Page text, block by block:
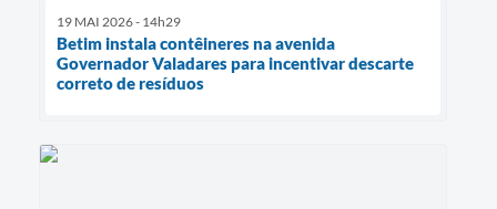
19 MAI 2026 - 14h29
Betim instala contêineres na avenida
Governador Valadares para incentivar descarte
correto de resíduos